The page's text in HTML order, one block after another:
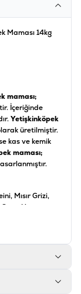
Maması 14kg
maması;
İçeriğinde
Yetişkinköpek
üretilmiştir.
kas ve kemik
maması;
Mısır Grizi,
Unu,
Mineraller,
Ham Selüloz